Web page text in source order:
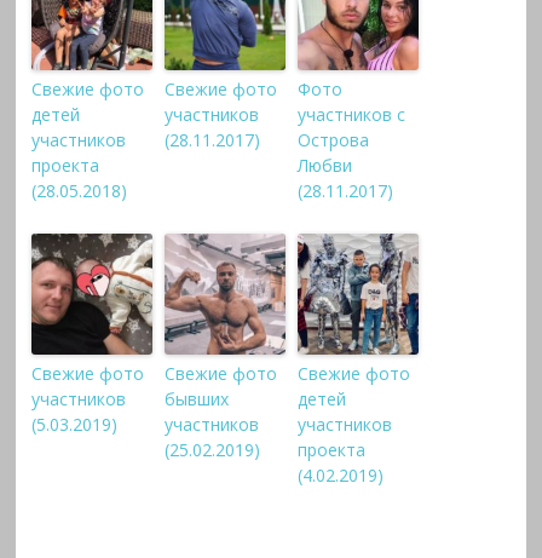
Свежие фото
детей
участников
проекта
(28.05.2018)
Свежие фото
участников
(28.11.2017)
Фото
участников с
Острова
Любви
(28.11.2017)
Свежие фото
участников
(5.03.2019)
Свежие фото
бывших
участников
(25.02.2019)
Свежие фото
детей
участников
проекта
(4.02.2019)